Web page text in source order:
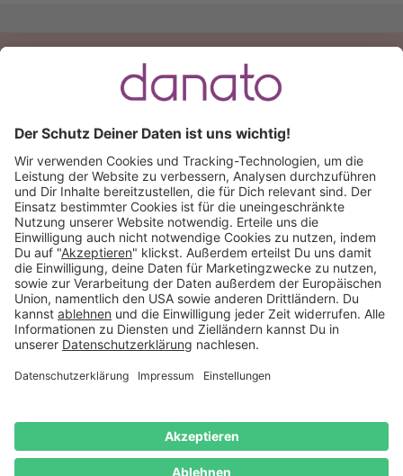
Du hast eine Frage?
+49 (0) 511 51 56 0300
schreib uns eineE-Mail
Käuferschutz inklusive Kauf auf Rechnung
Mitglied im:
Deutschland
Datenschutz Widerrufsrecht
widerrufen